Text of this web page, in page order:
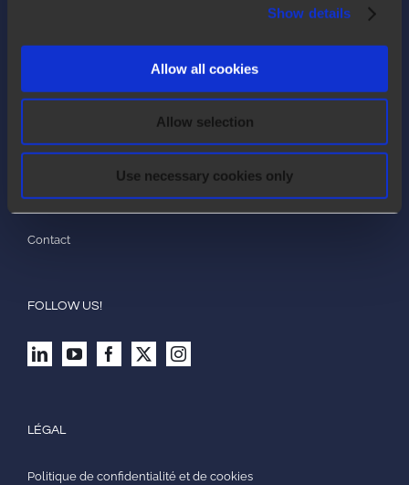
Show details
Allow all cookies
Allow selection
Use necessary cookies only
le secteur Ressources Humaines
À propos de nous
Contact
FOLLOW US!
LÉGAL
Politique de confidentialité et de cookies